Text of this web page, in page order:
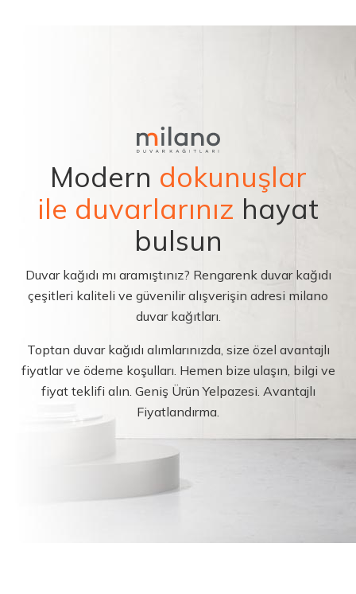
Modern dokunuşlar
ile duvarlarınız hayat
bulsun
Duvar kağıdı mı aramıştınız? Rengarenk duvar kağıdı
çeşitleri kaliteli ve güvenilir alışverişin adresi milano
duvar kağıtları.
Toptan duvar kağıdı alımlarınızda, size özel avantajlı
fiyatlar ve ödeme koşulları. Hemen bize ulaşın, bilgi ve
fiyat teklifi alın. Geniş Ürün Yelpazesi. Avantajlı
Fiyatlandırma.